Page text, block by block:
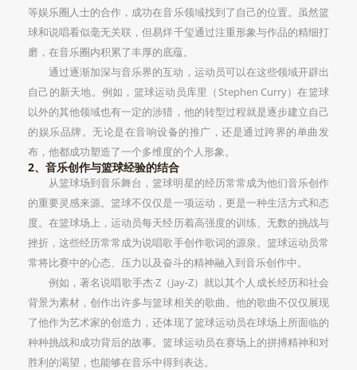
等娱乐圈人士的合作，成功在音乐领域找到了自己的位置。虽然篮
球和说唱看似毫无关联，但易烊千玺通过注重形象与作品的精细打
磨，在音乐圈内积累了丰厚的底蕴。
通过逐渐加深与音乐界的互动，运动员可以在这些领域开辟出
自己的新天地。例如，篮球运动员库里（Stephen Curry）在篮球
以外的其他领域也有一定的涉猎，他的转型过程就是逐步建立自己
的娱乐品牌。无论是在音响设备的推广，还是通过跨界的单曲发
布，他都成功塑造了一个多维度的个人形象。
2、音乐创作与篮球经验的结合
从篮球场到音乐舞台，篮球明星的经历常常成为他们音乐创作
的重要灵感来源。篮球不仅仅是一项运动，更是一种生活方式和态
度。在篮球场上，运动员每天经历着高强度的训练、无数的挑战与
挫折，这些经历常常成为说唱歌手创作歌词的源泉。篮球运动员常
常将比赛中的心态、压力以及奋斗的精神融入到音乐创作中。
例如，著名说唱歌手杰·Z（Jay-Z）就以其个人成长经历和社会
背景为素材，创作出许多与篮球相关的歌曲。他的歌曲不仅仅展现
了他作为艺术家的创造力，还体现了篮球运动员在球场上所面临的
种种挑战和成功背后的故事。篮球运动员在赛场上的拼搏精神和对
胜利的渴望，也能够在音乐中得到表达。